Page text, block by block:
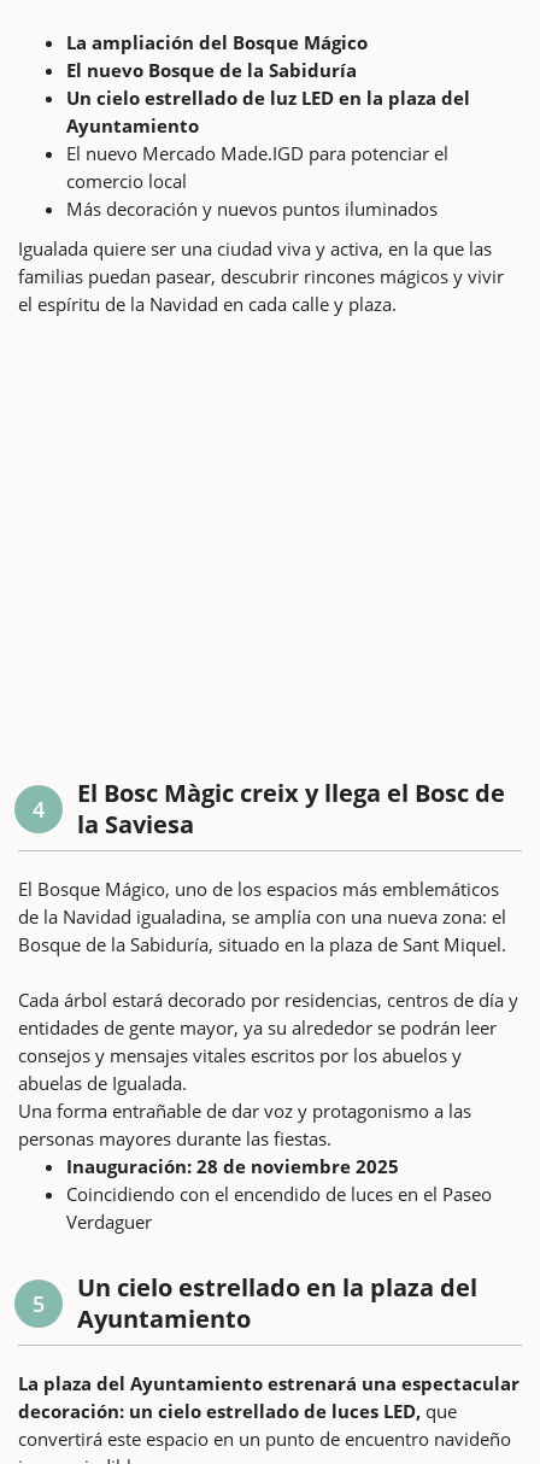
La ampliación del Bosque Mágico
El nuevo Bosque de la Sabiduría
Un cielo estrellado de luz LED en la plaza del
Ayuntamiento
El nuevo Mercado Made.IGD para potenciar el
comercio local
Más decoración y nuevos puntos iluminados
Igualada quiere ser una ciudad viva y activa, en la que las
familias puedan pasear, descubrir rincones mágicos y vivir
el espíritu de la Navidad en cada calle y plaza.
4
El Bosc Màgic creix y llega el Bosc de
la Saviesa
El Bosque Mágico, uno de los espacios más emblemáticos
de la Navidad igualadina, se amplía con una nueva zona: el
Bosque de la Sabiduría, situado en la plaza de Sant Miquel.
Cada árbol estará decorado por residencias, centros de día y
entidades de gente mayor, ya su alrededor se podrán leer
consejos y mensajes vitales escritos por los abuelos y
abuelas de Igualada.
Una forma entrañable de dar voz y protagonismo a las
personas mayores durante las fiestas.
Inauguración: 28 de noviembre 2025
Coincidiendo con el encendido de luces en el Paseo
Verdaguer
5
Un cielo estrellado en la plaza del
Ayuntamiento
La plaza del Ayuntamiento estrenará una espectacular
decoración: un cielo estrellado de luces LED, que
convertirá este espacio en un punto de encuentro navideño